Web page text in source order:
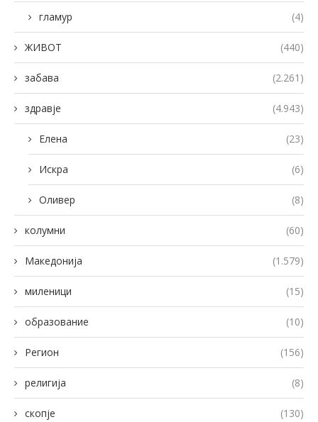
гламур (4)
ЖИВОТ (440)
забава (2.261)
здравје (4.943)
Елена (23)
Искра (6)
Оливер (8)
колумни (60)
Македонија (1.579)
миленици (15)
образование (10)
Регион (156)
религија (8)
скопје (130)